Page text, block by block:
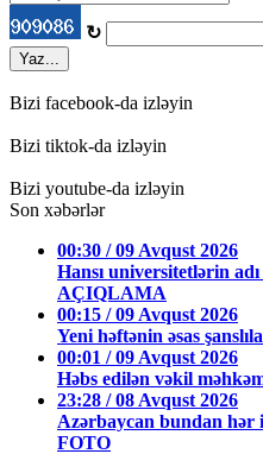
↻
Yaz...
Bizi facebook-da izləyin
Bizi tiktok-da izləyin
Bizi youtube-da izləyin
Son xəbərlər
00:30 / 09 Avqust 2026
Hansı universitetlərin
AÇIQLAMA
00:15 / 09 Avqust 2026
Yeni həftənin əsas
00:01 / 09 Avqust 2026
Həbs edilən vəkil
23:28 / 08 Avqust 2026
Azərbaycan bundan hər
FOTO